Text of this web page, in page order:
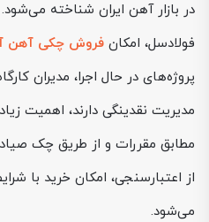
در بازار آهن ایران شناخته
فولادسل، امکان فروش چکی آهن
پروژه‌های در حال اجرا، مدیران
مدیریت نقدینگی دارند، اهمیت
مطابق مقررات و از طریق چک
از اعتبارسنجی، امکان خرید با
می‌شود.